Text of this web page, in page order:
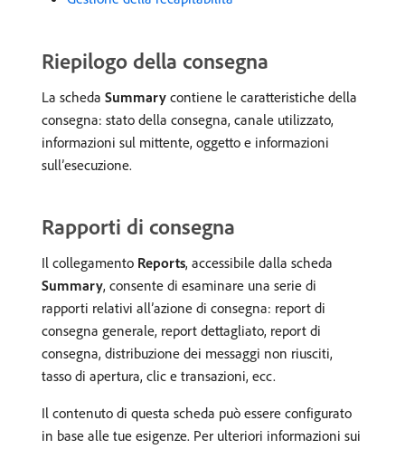
Riepilogo della consegna
La scheda Summary contiene le caratteristiche della
consegna: stato della consegna, canale utilizzato,
informazioni sul mittente, oggetto e informazioni
sull’esecuzione.
Rapporti di consegna
Il collegamento Reports, accessibile dalla scheda
Summary, consente di esaminare una serie di
rapporti relativi all’azione di consegna: report di
consegna generale, report dettagliato, report di
consegna, distribuzione dei messaggi non riusciti,
tasso di apertura, clic e transazioni, ecc.
Il contenuto di questa scheda può essere configurato
in base alle tue esigenze. Per ulteriori informazioni sui